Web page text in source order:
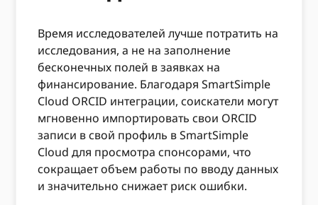
Время исследователей лучше потратить на
исследования, а не на заполнение
бесконечных полей в заявках на
финансирование. Благодаря SmartSimple
Cloud ORCID интеграции, соискатели могут
мгновенно импортировать свои ORCID
записи в свой профиль в SmartSimple
Cloud для просмотра спонсорами, что
сокращает объем работы по вводу данных
и значительно снижает риск ошибки.